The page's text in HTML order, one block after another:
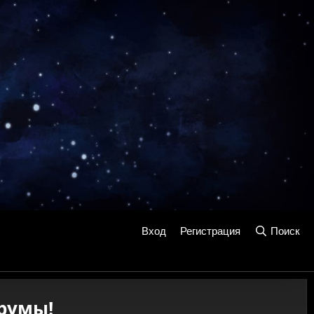
Вход Регистрация Поиск